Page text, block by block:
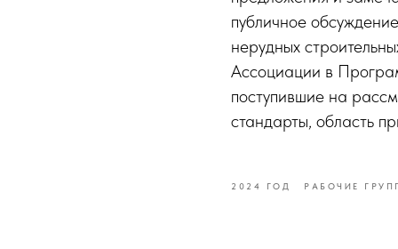
публичное
нерудных
Ассоциации в
поступившие на
стандарты, область
2024 ГОД РАБОЧИЕ